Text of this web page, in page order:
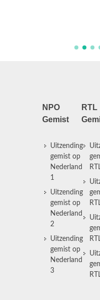
NPO
Gemist
Uitzending
gemist op
Nederland
1
Uitzending
gemist op
Nederland
2
Uitzending
gemist op
Nederland
3
RTL